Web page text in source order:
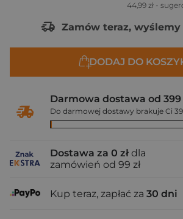
44,99 zł -
Zamów teraz, wyślemy
DODAJ DO
Darmowa dostawa od 399
Do darmowej dostawy brakuje Ci
Dostawa za 0 zł dla
zamówień od 99 zł
Kup teraz, zapłać za 30 dni